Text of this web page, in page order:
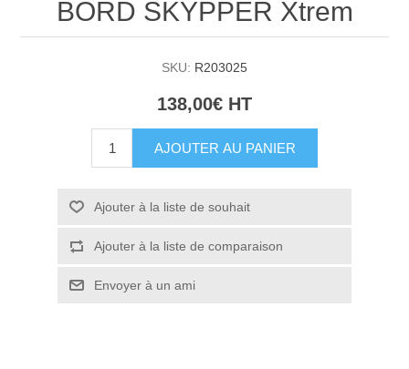
BORD SKYPPER Xtrem
SKU: R203025
138,00€ HT
AJOUTER AU PANIER
Ajouter à la liste de souhait
Ajouter à la liste de comparaison
Envoyer à un ami